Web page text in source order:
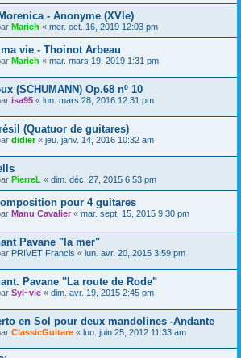
- Anonyme (XVIe)
Marieh « mer. oct. 16, 2019 12:03 pm
vie - Thoinot Arbeau
Marieh « mar. mars 19, 2019 1:31 pm
(SCHUMANN) Op.68 nº 10
isa95 « lun. mars 28, 2016 12:31 pm
(Quatuor de guitares)
didier« jeu. janv. 14, 2016 10:32 am
PierreL « dim. déc. 27, 2015 6:53 pm
pour 4 guitares
Manu Cavalier « mar. sept. 15, 2015 9:30 pm
Pavane "la mer"
PRIVET Francis « lun. avr. 20, 2015 3:59 pm
Pavane "La route de Rode"
Syl~vie « dim. avr. 19, 2015 2:45 pm
en Sol pour deux mandolines -Andante
ClassicGuitare « lun. juin 25, 2012 11:33 am